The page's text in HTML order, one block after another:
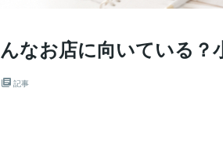
なお店に向いている？
記事